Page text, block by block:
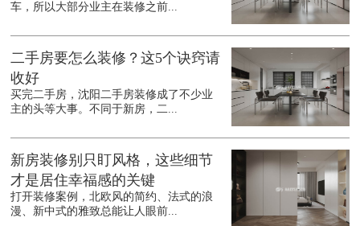
车，所以大部分业主在装修之前...
二手房要怎么装修？这5个诀窍请
收好
买完二手房，沈阳二手房装修成了不少业
主的头等大事。不同于新房，二...
新房装修别只盯风格，这些细节
才是居住幸福感的关键
打开装修案例，北欧风的简约、法式的浪
漫、新中式的雅致总能让人眼前...